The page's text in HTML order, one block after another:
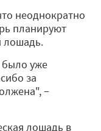
неоднократно
планируют
лошадь.
было уже
за
−
лошадь в